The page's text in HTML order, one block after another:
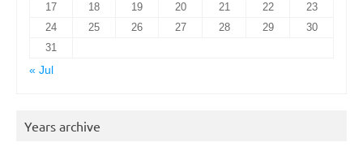
17
18 19 20 21 22
23
24
25 26 27 28 29
30
31
« Jul
Years archive